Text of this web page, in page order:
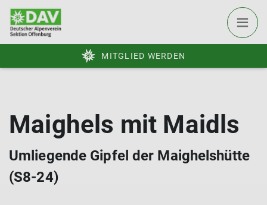
MITGLIED WERDEN
Maighels mit Maidls
Umliegende Gipfel der Maighelshütte
(S8-24)